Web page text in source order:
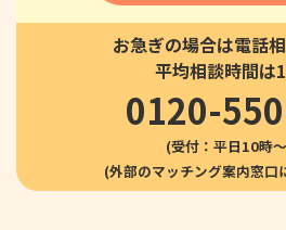
お急ぎの場合は電話
平均相談時間は
0120-
(受付：平日10時